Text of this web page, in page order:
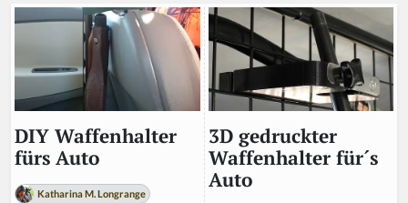
DIY Waffenhalter
fürs Auto
Katharina M. Longrange
3D gedruckter
Waffenhalter für´s
Auto